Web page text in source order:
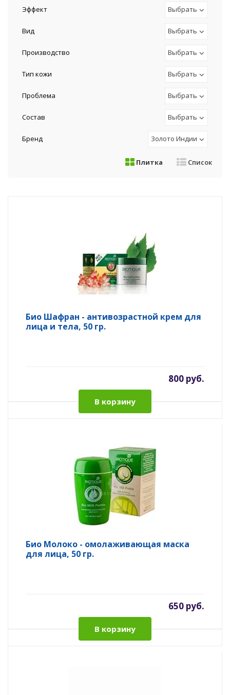
Эффект Выбрать
Вид Выбрать
Производство Выбрать
Тип кожи Выбрать
Проблема Выбрать
Состав Выбрать
Бренд Золото Индии
Плитка Список
Био Шафран - антивозрастной крем для
лица и тела, 50 гр.
800 руб.
В корзину
Био Молоко - омолаживающая маска
для лица, 50 гр.
650 руб.
В корзину